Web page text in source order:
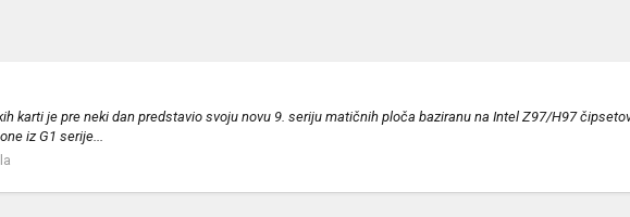
karti je pre neki dan predstavio svoju novu 9. seriju matičnih ploča baziranu na Intel Z97/H97
iz G1 serije...